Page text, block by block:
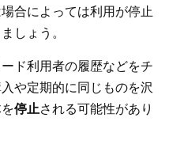
合によっては利用が停止
しょう。
ド利用者の履歴などをチ
や定期的に同じものを沢
停止される可能性があり